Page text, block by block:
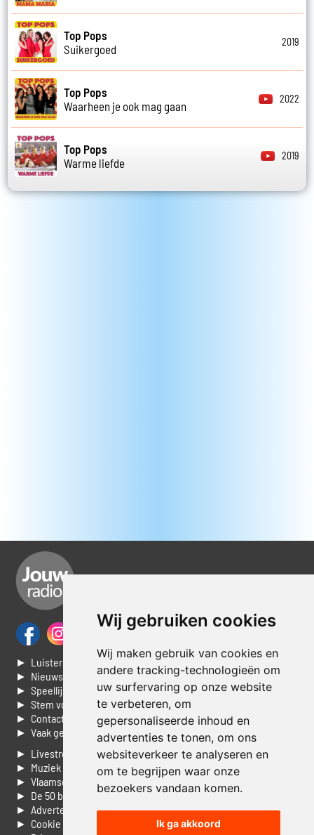
Wij gebruiken cookies
Wij maken gebruik van cookies en
andere tracking-technologieën om
uw surfervaring op onze website
te verbeteren, om
gepersonaliseerde inhoud en
advertenties te tonen, om ons
websiteverkeer te analyseren en
om te begrijpen waar onze
bezoekers vandaan komen.
Ik ga akkoord
Top Pops
Suikergoed
2019
Top Pops
Waarheen je ook mag gaan
2022
Top Pops
Warme liefde
2019
► Luisteren naar Jouwradio
► Nieuws
► Speellijst
► Stem voor de Dag top 3
► Contacteer ons
► Vaak gestelde vragen
► Livestream informatie
► Muziek opzoeken
► Vlaamse 100 Aller tijden
► De 50 beste van...
► Adverteren op Jouwradio
► Cookie voorkeuren wijzigen